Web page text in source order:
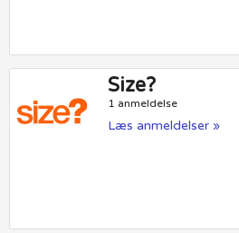
Size?
1 anmeldelse
Læs anmeldelser »